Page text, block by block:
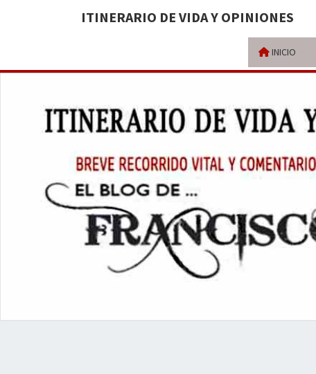
ITINERARIO DE VIDA Y OPINIONES
INICIO